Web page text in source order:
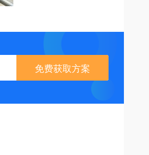
免费获取方案